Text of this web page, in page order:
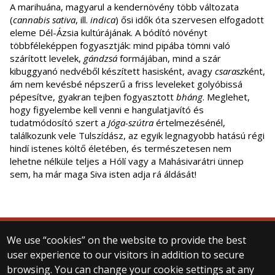
A marihuána, magyarul a kendernövény több változata
(cannabis sativa, ill. indica) ősi idők óta szervesen elfogadott
eleme Dél-Ázsia kultúrájának. A bódító növényt
többféleképpen fogyasztják: mind pipába tömni való
szárított levelek, gándzsá formájában, mind a szár
kibuggyanó nedvéből készített hasisként, avagy csaraszként,
ám nem kevésbé népszerű a friss leveleket golyóbissá
pépesítve, gyakran tejben fogyasztott bháng. Meglehet,
hogy figyelembe kell venni e hangulatjavító és
tudatmódosító szert a Jóga-szútra értelmezésénél,
találkozunk vele Tulszídász, az egyik legnagyobb hatású régi
hindí istenes költő életében, és természetesen nem
lehetne nélküle teljes a Hólí vagy a Mahásivarátri ünnep
sem, ha már maga Siva isten adja rá áldását!
We use “cookies” on the website to provide the best
user experience to our visitors in addition to secure
browsing. You can change your cookie settings at any
© 2025 Eötvös Loránd University
All rights reserved.
H-1053 Budapest, Egyetem tér 1–3.